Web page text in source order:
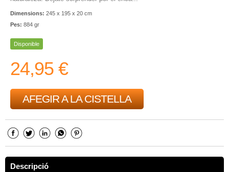
Dimensions: 245 x 195 x 20 cm
Pes: 884 gr
Disponible
24,95 €
AFEGIR A LA CISTELLA
Descripció